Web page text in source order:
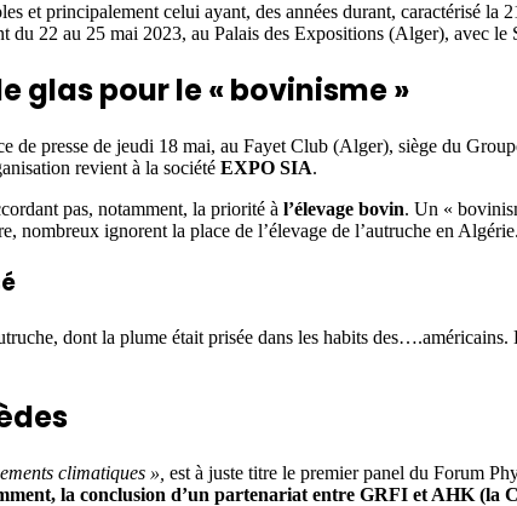
et principalement celui ayant, des années durant, caractérisé la
22 au 25 mai 2023, au Palais des Expositions (Alger), avec le
pour le « bovinisme »
de presse de jeudi 18 mai, au Fayet Club (Alger), siège du
revient à la société EXPO SIA.
pas, notamment, la priorité à l’élevage bovin. Un «
nombreux ignorent la place de l’élevage de l’autruche en
dont la plume était prisée dans les habits
climatiques », est à juste titre le premier panel du Forum
la conclusion d’un partenariat entre GRFI et AHK (la